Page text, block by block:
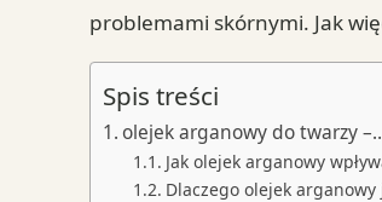
problemami skórnymi. Jak
Spis treści
olejek arganowy do twarzy
Jak olejek arganowy
Dlaczego olejek